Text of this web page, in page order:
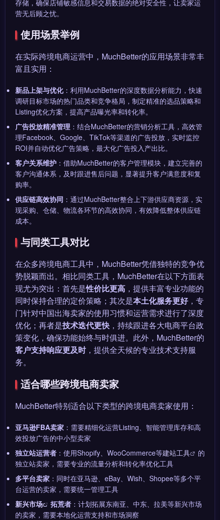
存储，确保店铺敏感信息和交易数据的绝对安全性，让卖家运
营无后顾之忧。
使用场景举例
在实际跨境电商运营中，MuchBetter的应用场景非常丰
富且实用：
新品上架与优化：利用MuchBetter的深度数据分析能力，快速
调研目标市场的热门品类和竞争格局，制定精准的选品策略和
Listing优化方案，提高产品曝光率和转化率。
广告投放精准管理 ：结合MuchBetter的营销分析工具，高效管
理Facebook、Google、TikTok等渠道的广告投放，实时监控
ROI并自动优化广告策略，最大化广告投入产出比。
客户关系维护 ：借助MuchBetter的客户管理模块，建立完善的
客户沟通体系，及时跟进售后问题，显著提升客户满意度和复
购率。
供应链高效协同 ：通过MuchBetter整合上下游供应商资源，实
现采购、仓储、物流各环节的高效协同，有效降低整体供应链
成本。
与同类工具对比
在众多跨境电商工具中，MuchBetter凭借独特的竞争优
势脱颖而出。相比同类工具，MuchBetter在以下方面表
现尤为突出：首先是性价比更高 ，提供丰富专业功能的
同时保持合理的定价策略；其次是本土化服务更好，专
门针对中国出海卖家的使用习惯和运营需求进行了深度
优化；再者是技术迭代更快 ，持续跟进各大电商平台政
策变化，确保功能始终与时俱进。此外，MuchBetter的
客户支持响应更及时，提供全天候的专业技术支持服
务。
适合哪些跨境电商卖家
MuchBetter特别适合以下类型的跨境电商卖家使用：
亚马逊FBA卖家 ：需要精细化运营Listing、智能管理库存和高
效投放广告的中小型卖家
独立站运营者 ：使用Shopify、WooCommerce等建站工具
的
独立站卖家，需要专业的流量分析和转化率优化工具
多平台卖家 ：同时在亚马逊、eBay、Wish、Shopee等多个平
台运营的卖家，需要统一管理工具
新兴市场
拓荒者 ：计划拓展东南亚、中东、拉美等新兴市场
的卖家，需要本地化运营支持和市场洞察